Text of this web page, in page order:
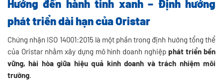
Hướng đến hành tinh xanh – Định hướng
phát triển dài hạn của Oristar
Chứng nhận ISO 14001:2015 là một phần trong định hướng tổng thể
của Oristar nhằm xây dựng mô hình doanh nghiệpphát triển bền
vững, hài hòa giữa hiệu quả kinh doanh và trách nhiệm môi
trường.